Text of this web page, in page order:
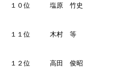
１０位 塩原 竹史
１１位 木村 等
１２位 高田 俊昭